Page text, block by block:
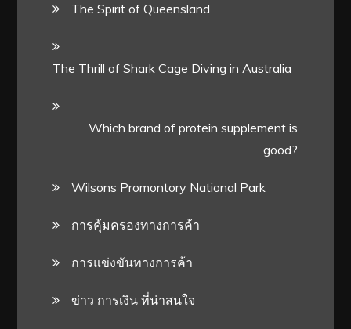
The Spirit of Queensland
The Thrill of Shark Cage Diving in Australia
Which brand of protein supplement is
good?
Wilsons Promontory National Park
การคุ้มครองทางการค้า
การแข่งขันทางการค้า
ข่าว การเงิน ที่น่าสนใจ